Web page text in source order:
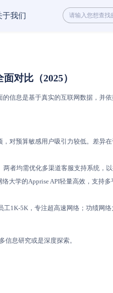
于我们
对比（2025）
信息是基于真实的互联网数据，并
对预算敏感用户吸引力较低。差异
者均需优化多渠道客服支持系统，以
大学的Apprise API轻量高效，支持
1K-5K，专注超高速网络；功绩网
信息研究或是深度探索。